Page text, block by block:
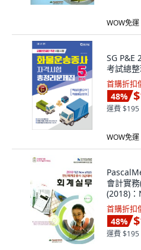
WOW免運
SG P&E
考試總
首購折扣
48%
運費 $195
WOW免運
會計實
(2018)
修訂版韓
首購折扣
48%
運費 $195